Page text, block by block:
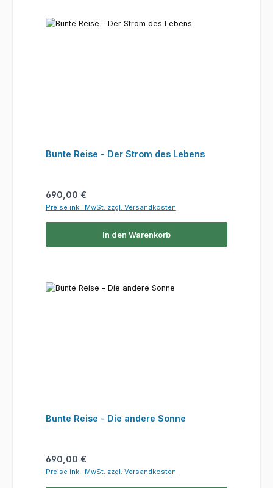
Bunte Reise - Der Strom des Lebens
Regulärer Preis:
690,00 €
Preise inkl. MwSt. zzgl. Versandkosten
In den Warenkorb
Bunte Reise - Die andere Sonne
Regulärer Preis:
690,00 €
Preise inkl. MwSt. zzgl. Versandkosten